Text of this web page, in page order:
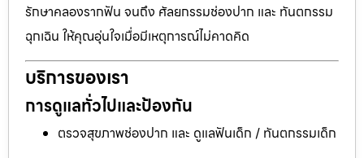
รักษาคลองรากฟัน จนถึง ศัลยกรรมช่องปาก และ ทันตกรรม
ฉุกเฉิน ให้คุณอุ่นใจเมื่อมีเหตุการณ์ไม่คาดคิด
บริการของเรา
การดูแลทั่วไปและป้องกัน
ตรวจสุขภาพช่องปาก และ ดูแลฟันเด็ก / ทันตกรรมเด็ก